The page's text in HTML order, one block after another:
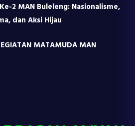
2 MAN Buleleng: Nasionalisme,
dan Aksi Hijau
MATAMUDA MAN